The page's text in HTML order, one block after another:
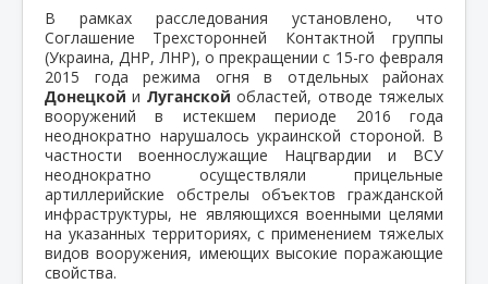
В рамках расследования установлено, что
Соглашение Трехсторонней Контактной группы
(Украина, ДНР, ЛНР), о прекращении с 15-го февраля
2015 года режима огня в отдельных районах
Донецкой и Луганской областей, отводе тяжелых
вооружений в истекшем периоде 2016 года
неоднократно нарушалось украинской стороной. В
частности военнослужащие Нацгвардии и ВСУ
неоднократно осуществляли прицельные
артиллерийские обстрелы объектов гражданской
инфраструктуры, не являющихся военными целями
на указанных территориях, с применением тяжелых
видов вооружения, имеющих высокие поражающие
свойства.